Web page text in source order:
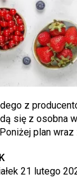
z
się z osobna
plan
21 lutego